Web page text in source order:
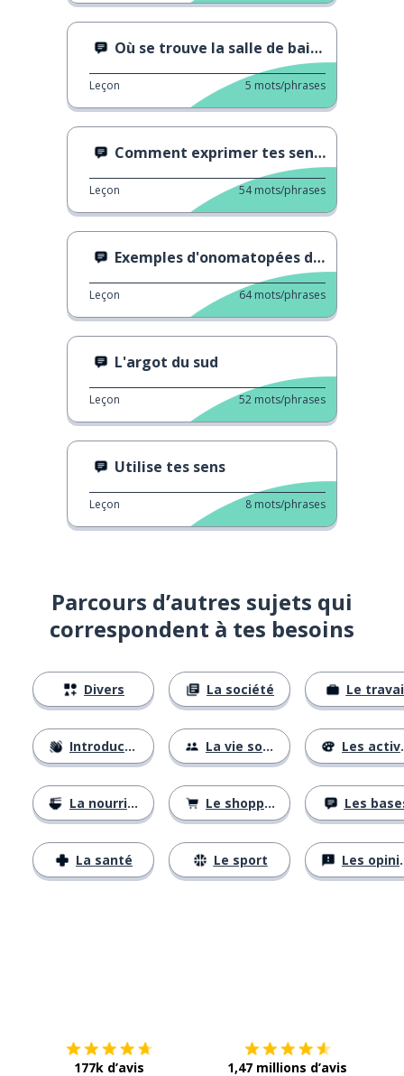
Où se trouve la salle de bain ?
Leçon 5 mots/phrases
Comment exprimer tes sentiments
Leçon 54 mots/phrases
Exemples d'onomatopées dans la culture populaire
Leçon 64 mots/phrases
L'argot du sud
Leçon 52 mots/phrases
Utilise tes sens
Leçon 8 mots/phrases
Parcours d’autres sujets qui
correspondent à tes besoins
Divers
Introductions
La nourriture
La santé
La société
La vie sociale
Le shopping
Le sport
Le
Les activités
Les
Les opinions
177k d’avis 1,47 millions d’avis